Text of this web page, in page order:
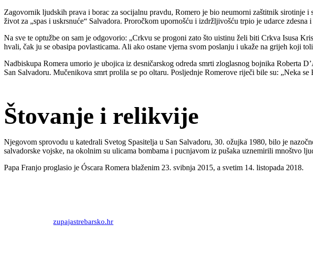
Zagovornik ljudskih prava i borac za socijalnu pravdu, Romero je bio neumorni zaštitnik
život za „spas i uskrsnuće“ Salvadora. Proročkom upornošću i izdržljivošću trpio je udarce
Na sve te optužbe on sam je odgovorio: „Crkvu se progoni zato što uistinu želi biti Crkva Isusa
hvali, čak ju se obasipa povlasticama. Ali ako ostane vjerna svom poslanju i ukaže na grijeh
Nadbiskupa Romera umorio je ubojica iz desničarskog odreda smrti zloglasnog bojnika Roberta
San Salvadoru. Mučenikova smrt prolila se po oltaru. Posljednje Romerove riječi bile su: „Neka se
Štovanje i relikvije
Njegovom sprovodu u katedrali Svetog Spasitelja u San Salvadoru, 30. ožujka 1980, bilo je
salvadorske vojske, na okolnim su ulicama bombama i pucnjavom iz pušaka uznemirili mnoštvo
Papa Franjo proglasio je Óscara Romera blaženim 23. svibnja 2015, a svetim 14. listopada 2018.
Izvor:zupajastrebarsko.hr